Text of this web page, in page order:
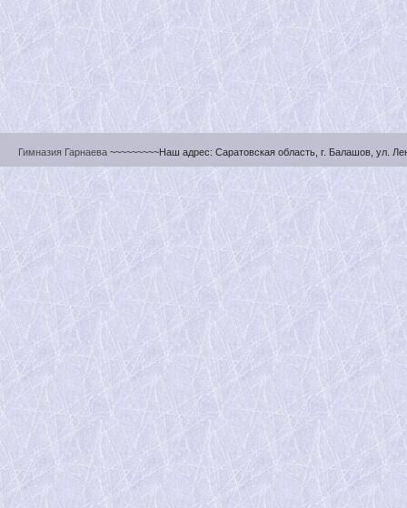
Гимназия Гарнаева ~~~~~~~~~Наш адрес: Саратовская область, г. Балашов, ул.